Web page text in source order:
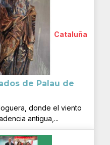
Cataluña
de Palau de
donde el viento
antigua,...